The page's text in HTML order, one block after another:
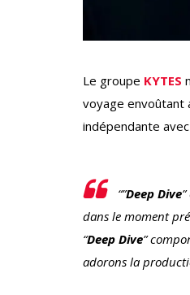
Le groupe KYTES
voyage envoûtant
indépendante
“”Deep Dive
dans le moment
“Deep Dive”
adorons la